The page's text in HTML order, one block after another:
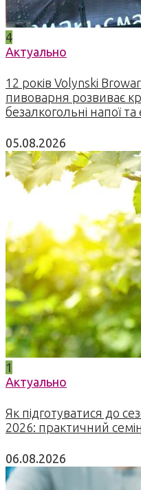
4
Актуально
12 років Volynski
пивоварня розвиває
безалкогольні напої
05.08.2026
1
Актуально
Як підготуватися до
2026: практичний
06.08.2026